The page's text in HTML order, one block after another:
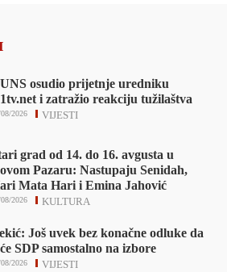
osudio prijetnje uredniku
i zatražio reakciju tužilaštva
VIJESTI
2026
grad od 14. do 16. avgusta u
Pazaru: Nastupaju Senidah,
Mata Hari i Emina Jahović
KULTURA
2026
Još uvek bez konačne odluke da
SDP samostalno na izbore
VIJESTI
2026